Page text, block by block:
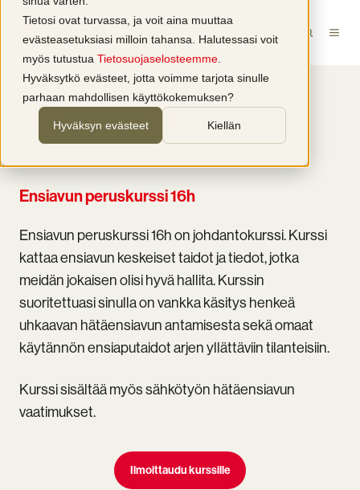
Tietosi ovat turvassa, ja voit aina muuttaa
evästeasetuksiasi milloin tahansa. Halutessasi voit
myös tutustua Tietosuojaselosteemme
Hyväksytkö evästeet, jotta voimme tarjota sinulle
parhaan mahdollisen käyttökokemuksen?
Hyväksyn evästeet Kiellän
WEBINAARI VERKKOKURSSI
Ensiavun peruskurssi 16h
Ensiavun peruskurssi 16h on johdantokurssi. Kurssi
kattaa ensiavun keskeiset taidot ja tiedot, jotka
meidän jokaisen olisi hyvä hallita. Kurssin
suoritettuasi sinulla on vankka käsitys henkeä
uhkaavan hätäensiavun antamisesta sekä omaat
käytännön ensiaputaidot arjen yllättäviin tilanteisiin.
Kurssi sisältää myös sähkötyön hätäensiavun
vaatimukset.
Ilmoittaudu kurssille